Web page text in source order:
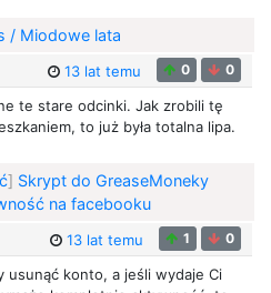
/ Miodowe lata
13 lat temu 0 0
te stare odcinki. Jak zrobili tę
to już była totalna lipa.
] Skrypt do GreaseMoneky
na facebooku
13 lat temu 1 0
usunąć konto, a jeśli wydaje Ci